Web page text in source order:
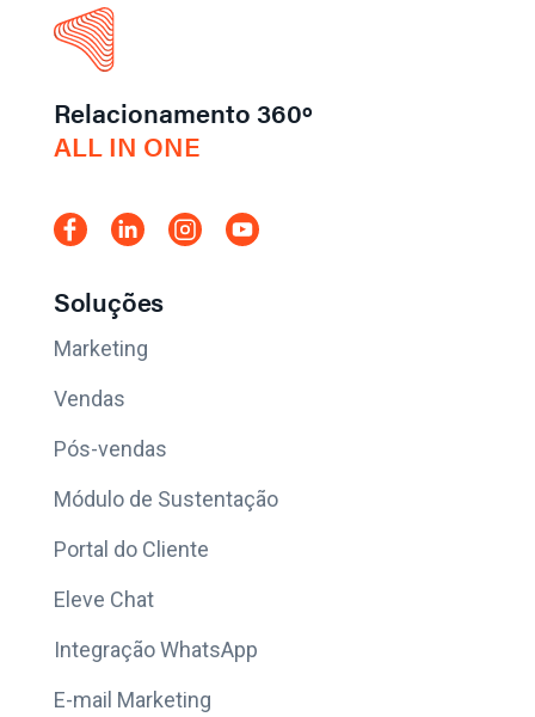
Relacionamento 360º
ALL IN ONE
Soluções
Marketing
Vendas
Pós-vendas
Módulo de Sustentação
Portal do Cliente
Eleve Chat
Integração WhatsApp
E-mail Marketing